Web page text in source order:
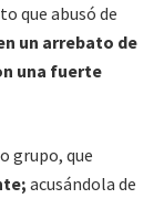
que abusó de
un arrebato de
una fuerte
grupo, que
acusándola de